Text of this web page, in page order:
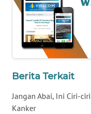
Berita Terkait
Jangan Abai, Ini Ciri-
Kanker
WN
SULTRA
WN
WN
SULTENG